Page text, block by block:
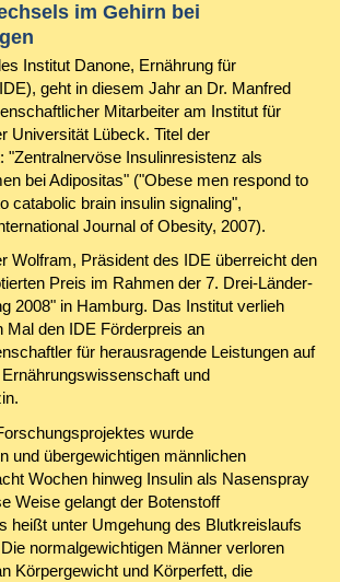
im Gehirn bei
Institut Danone, Ernährung für
geht in diesem Jahr an Dr. Manfred
Mitarbeiter am Institut für
Universität Lübeck. Titel der
"Zentralnervöse Insulinresistenz als
bei Adipositas" ("Obese men respond to
catabolic brain insulin signaling",
Journal of Obesity, 2007).
Wolfram, Präsident des IDE überreicht den
Preis im Rahmen der 7. Drei-Länder-
2008" in Hamburg. Das Institut verlieh
Mal den IDE Förderpreis an
für herausragende Leistungen auf
und
wurde
und übergewichtigen männlichen
Wochen hinweg Insulin als Nasenspray
Weise gelangt der Botenstoff
heißt unter Umgehung des Blutkreislaufs
normalgewichtigen Männer verloren
Körpergewicht und Körperfett, die